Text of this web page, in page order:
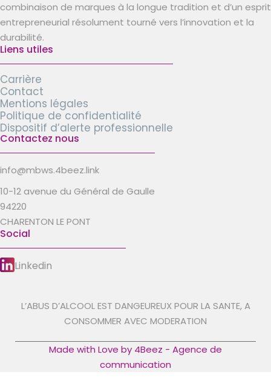
combinaison de marques à la longue tradition et d’un esprit
entrepreneurial résolument tourné vers l’innovation et la
durabilité.
Liens utiles
Carrière
Contact
Mentions légales
Politique de confidentialité
Dispositif d’alerte professionnelle
Contactez nous
info@mbws.4beez.link
10-12 avenue du Général de Gaulle
94220
CHARENTON LE PONT
Social
Linkedin
L’ABUS D’ALCOOL EST DANGEUREUX POUR LA SANTE, A
CONSOMMER AVEC MODERATION
Made with Love by 4Beez - Agence de
communication